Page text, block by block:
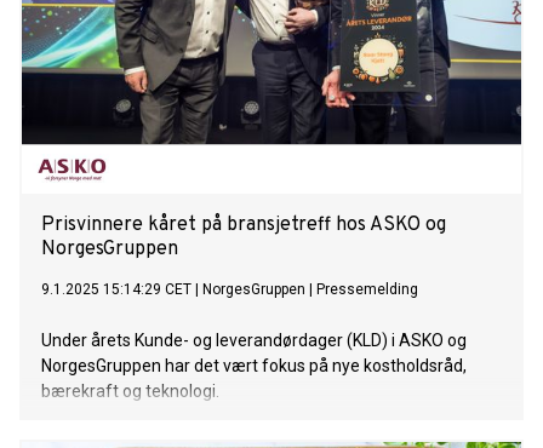
Prisvinnere kåret på bransjetreff hos ASKO og
NorgesGruppen
9.1.2025 15:14:29 CET NorgesGruppen Pressemelding
Under årets Kunde- og leverandørdager (KLD) i ASKO og
NorgesGruppen har det vært fokus på nye kostholdsråd,
bærekraft og teknologi.